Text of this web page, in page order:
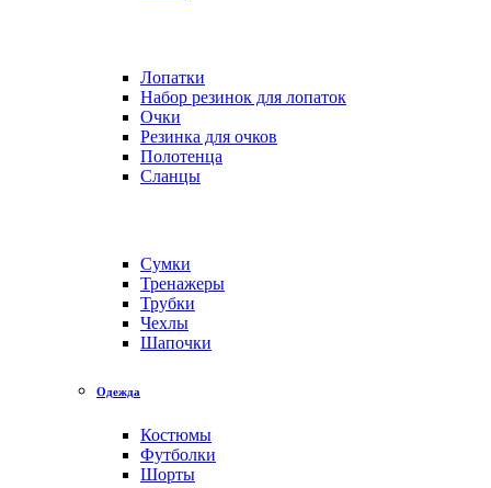
Лопатки
Набор резинок для лопаток
Очки
Резинка для очков
Полотенца
Сланцы
Сумки
Тренажеры
Трубки
Чехлы
Шапочки
Одежда
Костюмы
Футболки
Шорты